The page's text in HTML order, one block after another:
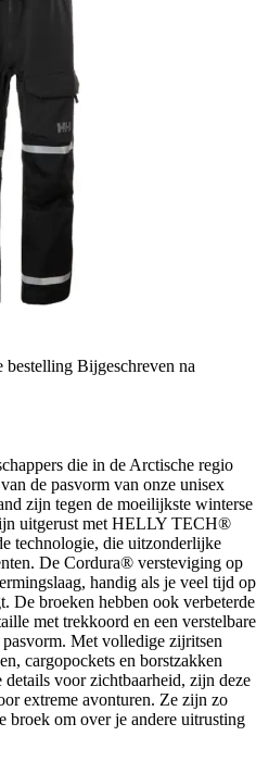
bestelling Bijgeschreven na
die in de Arctische regio
de pasvorm van onze unisex
zijn tegen de moeilijkste winterse
uitgerust met HELLY TECH®
technologie, die uitzonderlijke
De Cordura® versteviging op
handig als je veel tijd op
De broeken hebben ook verbeterde
met trekkoord en een verstelbare
Met volledige zijritsen
cargopockets en borstzakken
voor zichtbaarheid, zijn deze
extreme avonturen. Ze zijn zo
broek om over je andere uitrusting